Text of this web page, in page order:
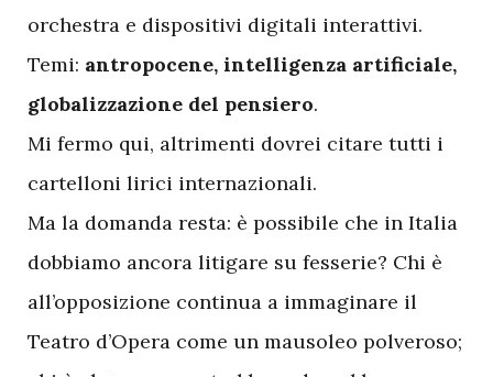
orchestra e dispositivi digitali interattivi.
Temi: antropocene, intelligenza artificiale,
globalizzazione del pensiero.
Mi fermo qui, altrimenti dovrei citare tutti i
cartelloni lirici internazionali.
Ma la domanda resta: è possibile che in Italia
dobbiamo ancora litigare su fesserie? Chi è
all’opposizione continua a immaginare il
Teatro d’Opera come un mausoleo polveroso;